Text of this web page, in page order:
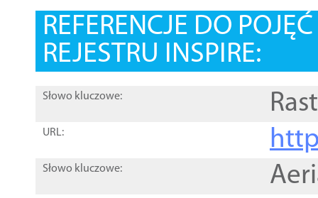
REFERENCJE DO
REJESTRU INSPIRE:
Słowo kluczowe:
URL:
Słowo kluczowe: